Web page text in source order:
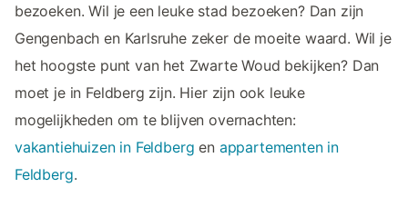
bezoeken. Wil je een leuke stad bezoeken? Dan zijn
Gengenbach en Karlsruhe zeker de moeite waard. Wil je
het hoogste punt van het Zwarte Woud bekijken? Dan
moet je in Feldberg zijn. Hier zijn ook leuke
mogelijkheden om te blijven overnachten:
vakantiehuizen in Feldberg en appartementen in
Feldberg.